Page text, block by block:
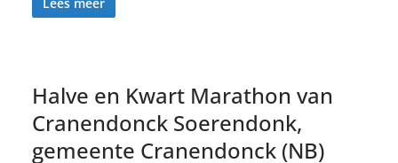
Halve en Kwart Marathon van
Cranendonck Soerendonk,
gemeente Cranendonck (NB)